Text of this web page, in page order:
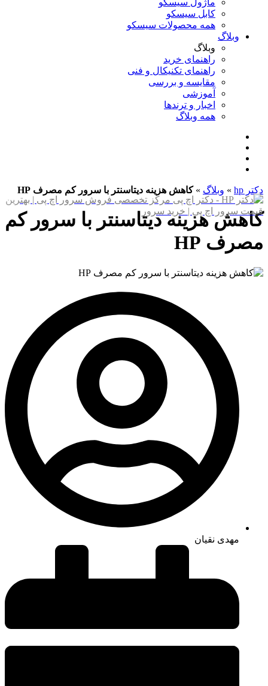
ماژول سیسکو
کابل سیسکو
همه محصولات سیسکو
وبلاگ
وبلاگ
راهنمای خرید
راهنمای تکنیکال و فنی
مقایسه و بررسی
آموزشی
اخبار و ترندها
همه وبلاگ
دکتر hp » وبلاگ »کاهش هزینه دیتاسنتر با سرور کم مصرف HP
کاهش هزینه دیتاسنتر با سرور کم
مصرف HP
مهدی نقیان